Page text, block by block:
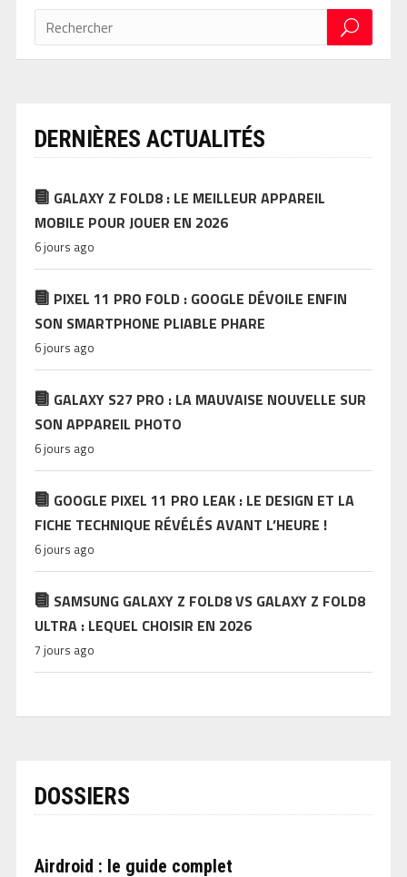
DERNIÈRES ACTUALITÉS
GALAXY Z FOLD8 : LE MEILLEUR APPAREIL
MOBILE POUR JOUER EN 2026
6 jours ago
PIXEL 11 PRO FOLD : GOOGLE DÉVOILE ENFIN
SON SMARTPHONE PLIABLE PHARE
6 jours ago
GALAXY S27 PRO : LA MAUVAISE NOUVELLE SUR
SON APPAREIL PHOTO
6 jours ago
GOOGLE PIXEL 11 PRO LEAK : LE DESIGN ET LA
FICHE TECHNIQUE RÉVÉLÉS AVANT L’HEURE !
6 jours ago
SAMSUNG GALAXY Z FOLD8 VS GALAXY Z FOLD8
ULTRA : LEQUEL CHOISIR EN 2026
7 jours ago
DOSSIERS
Airdroid : le guide complet